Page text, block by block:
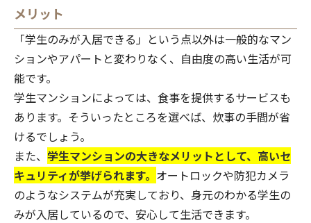
メリット
「学生のみが入居できる」という点以外は一般的なマン
ションやアパートと変わりなく、自由度の高い生活が可
能です。
学生マンションによっては、食事を提供するサービスも
あります。そういったところを選べば、炊事の手間が省
けるでしょう。
また、 学生マンションの大きなメリットとして、高いセ
キュリティが挙げられます。 オートロックや防犯カメラ
のようなシステムが充実しており、身元のわかる学生の
みが入居しているので、安心して生活できます。